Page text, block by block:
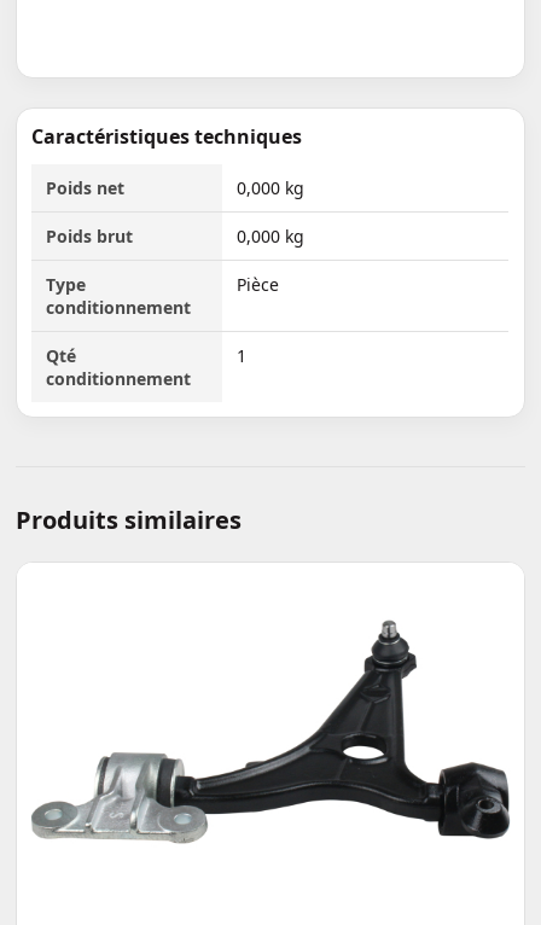
Caractéristiques techniques
Poids net 0,000 kg
Poids brut 0,000 kg
Type
conditionnement
Pièce
Qté
conditionnement
1
Produits similaires